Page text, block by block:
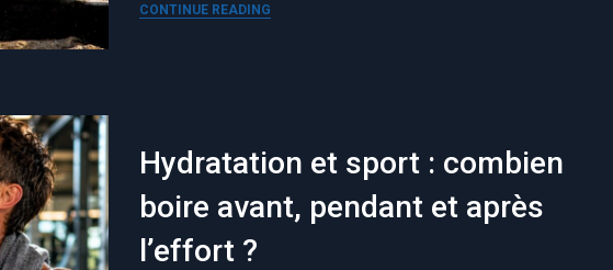
CONTINUE READING
Hydratation et sport : combien
boire avant, pendant et après
l’effort ?